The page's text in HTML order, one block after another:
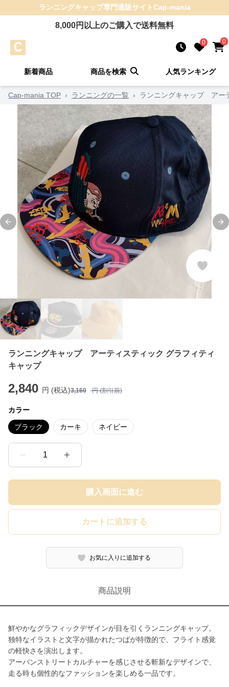
ランニングキャップ専門通販サイトCap-mania
8,000円以上のご購入で送料無料
0 0
新着商品 商品を検索 人気ランキング
Cap-mania TOP › ランニングの一覧 › ランニングキャップ アー
Previous slide
ランニングキャップ アーティスティック グラフィティ
キャップ
2,840 円 (税込)3,160 円 (割引前)
カラー
ブラック カーキ ネイビー
1
購入画面に進む
カートに追加する
お気に入りに追加する
商品説明
鮮やかなグラフィックデザインが目を引くランニングキャップ。
独特なイラストと文字が描かれたつばが特徴的で、フライト感覚
の軽快さを演出します。
アーバンストリートカルチャーを感じさせる斬新なデザインで、
走る時も個性的なファッションを楽しめる一品です。